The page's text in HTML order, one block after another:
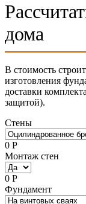
дома
В стоимость
изготовления
доставки
защитой).
Стены
0 Р
Монтаж стен
0 Р
Фундамент